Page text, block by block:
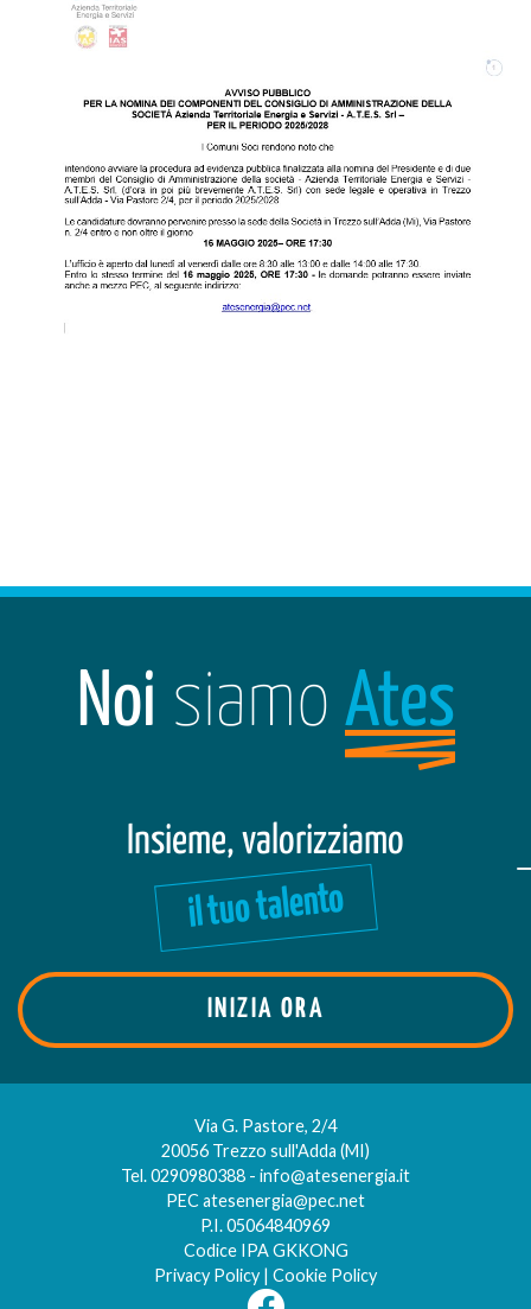
Noi siamo Ates
Insieme, valorizziamo
il tuo talento
INIZIA ORA
Via G. Pastore, 2/4
20056 Trezzo sull'Adda (MI)
Tel.0290980388 - info@atesenergia.it
PEC atesenergia@pec.net
P.I. 05064840969
Codice IPA GKKONG
Privacy Policy
Cookie Policy